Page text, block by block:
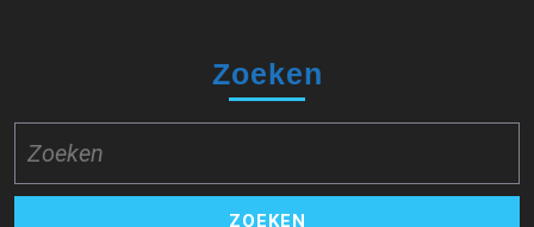
Zoeken
naar: